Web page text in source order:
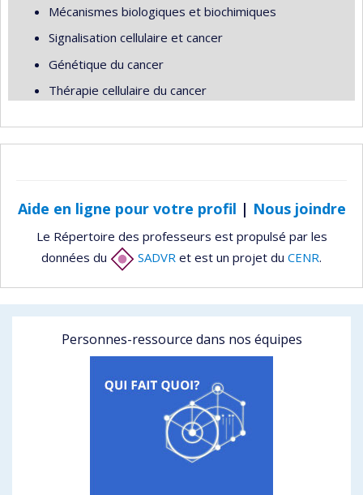
Mécanismes biologiques et biochimiques
Signalisation cellulaire et cancer
Génétique du cancer
Thérapie cellulaire du cancer
Aide en ligne pour votre profil | Nous joindre
Le Répertoire des professeurs est propulsé par les
données du
SADVR et est un projet du CENR.
Personnes-ressource dans nos équipes